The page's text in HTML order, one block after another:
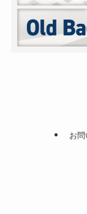
お